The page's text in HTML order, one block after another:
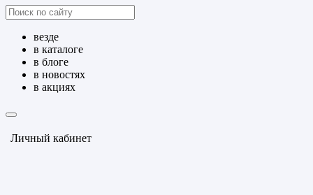
везде
в каталоге
в блоге
в новостях
в акциях
Личный кабинет